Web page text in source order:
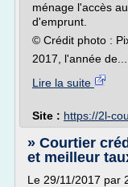
ménage l'accès
d'emprunt.
© Crédit photo :
2017, l'année de...
Lire la suite
Site : https://2l-
» Courtier
et meilleur
Le 29/11/2017 par